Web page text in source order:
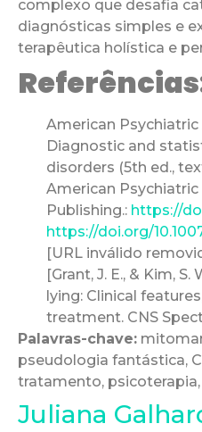
complexo que desafia
diagnósticas simples e
terapêutica holística e
American Psychiatric
Diagnostic and
disorders (5th ed.,
American Psychiatric
Publishing.: https://
https://doi.org/
[URL inválido
[Grant, J. E., & Kim,
lying: Clinical
treatment. CNS
Palavras-chave:
pseudologia fantástica,
tratamento,
Juliana